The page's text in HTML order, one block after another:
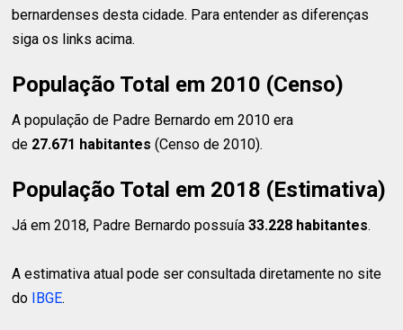
bernardenses desta cidade. Para entender as diferenças
siga os links acima.
População Total em 2010 (Censo)
A população de Padre Bernardo em 2010 era
de 27.671 habitantes(Censo de 2010).
População Total em 2018 (Estimativa)
Já em 2018, Padre Bernardo possuía33.228 habitantes.
A estimativa atual pode ser consultada diretamente no site
do IBGE.